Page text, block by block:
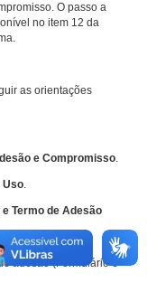
O passo a
no item 12 da
as orientações
e Compromisso.
Uso.
Termo de Adesão
adesão (Formulário e